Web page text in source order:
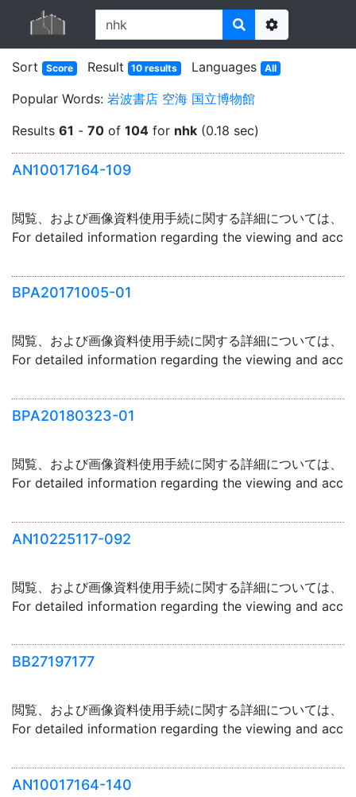
Options
Sort
Score Result 10 results Languages All
Popular Words: 岩波書店 空海 国立博物館
Results 61 - 70 of 104 for nhk (0.18 sec)
AN10017164-109
閲覧、および画像資料使用手続に関する詳細については、「
For detailed information regarding the viewing and
BPA20171005-01
閲覧、および画像資料使用手続に関する詳細については、「
For detailed information regarding the viewing and
BPA20180323-01
閲覧、および画像資料使用手続に関する詳細については、「
For detailed information regarding the viewing and
AN10225117-092
閲覧、および画像資料使用手続に関する詳細については、「
For detailed information regarding the viewing and
BB27197177
閲覧、および画像資料使用手続に関する詳細については、「
For detailed information regarding the viewing and
AN10017164-140